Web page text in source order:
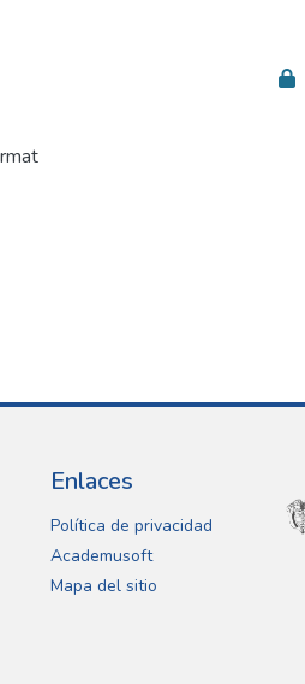
Enlaces
Política de privacidad
Academusoft
Mapa del sitio